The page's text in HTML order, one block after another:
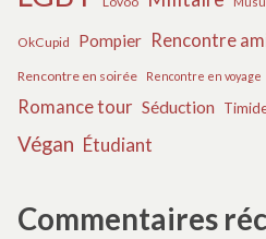
OkCupid Pompier Rencontre
Rencontre en soirée Rencontre en voyage
Romance tour Séduction
Végan Étudiant
Commentaires